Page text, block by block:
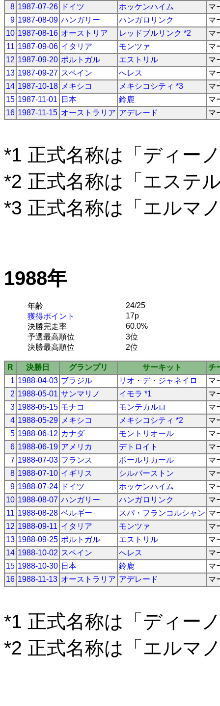
8 1987-07-26 ドイツ ホッケンハイム
マ
9 1987-08-09 ハンガリー ハンガロリンク
マ
10 1987-08-16 オーストリア レッドブルリンク *2
マ
11 1987-09-06 イタリア モンツァ
マ
12 1987-09-20 ポルトガル エストリル
マ
13 1987-09-27 スペイン へレス
マ
14 1987-10-18 メキシコ メキシコシティ *3
マ
15 1987-11-01 日本 鈴鹿
マ
16 1987-11-15 オーストラリア アデレード マ
*1 正式名称は「ディー
*2 正式名称は「エステ
*3 正式名称は「エルマ
1988年
年齢
24/25
獲得ポイント
17p
決勝完走率
60.0%
予選最高順位
3位
決勝最高順位
2位
R 決勝日 グランプリ サーキット
チ
1 1988-04-03 ブラジル リオ・デ・ジャネイロ
マ
2 1988-05-01 サンマリノ イモラ *1
マ
3 1988-05-15 モナコ モンテカルロ
マ
4 1988-05-29 メキシコ メキシコシティ *2
マ
5 1988-06-12 カナダ モントリオール
マ
6 1988-06-19 アメリカ デトロイト
マ
7 1988-07-03 フランス ポールリカール
マ
8 1988-07-10 イギリス シルバーストン
マ
9 1988-07-24 ドイツ ホッケンハイム
マ
10 1988-08-07 ハンガリー ハンガロリンク
マ
11 1988-08-28 ベルギー スパ・フランコルシャン マ
12 1988-09-11 イタリア モンツァ
マ
13 1988-09-25 ポルトガル エストリル
マ
14 1988-10-02 スペイン へレス
マ
15 1988-10-30 日本 鈴鹿
マ
16 1988-11-13 オーストラリア アデレード マ
*1 正式名称は「ディー
*2 正式名称は「エルマ